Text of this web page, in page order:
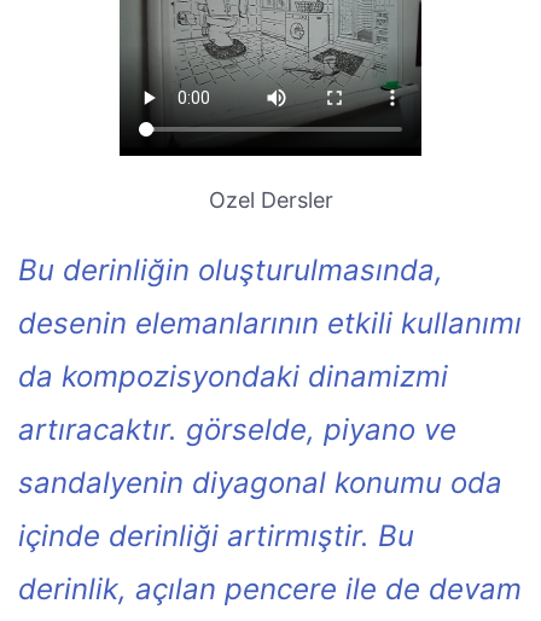
Ozel Dersler
Bu derinliğin oluşturulmasında,
desenin elemanlarının etkili kullanımı
da kompozisyondaki dinamizmi
artıracaktır. görselde, piyano ve
sandalyenin diyagonal konumu oda
içinde derinliği artirmıştir. Bu
derinlik, açılan pencere ile de devam